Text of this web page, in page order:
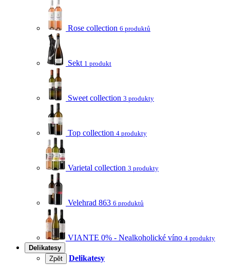
Rose collection 6 produktů
Sekt 1 produkt
Sweet collection 3 produkty
Top collection 4 produkty
Varietal collection 3 produkty
Velehrad 863 6 produktů
VIANTE 0% - Nealkoholické víno 4 produkty
Delikatesy
Zpět
Delikatesy